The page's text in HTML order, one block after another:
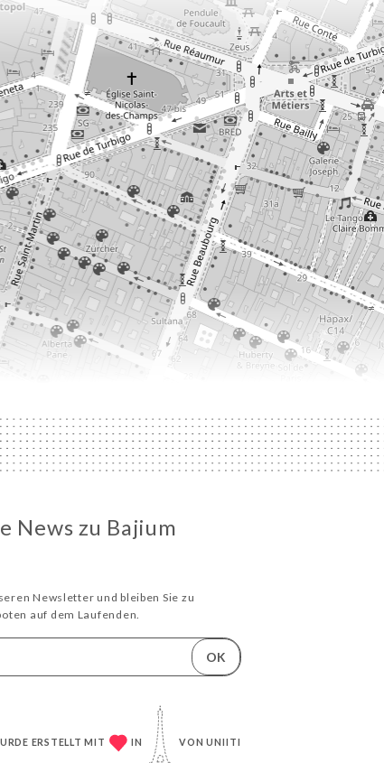
News zu Bajium
Newsletter und bleiben Sie zu
auf dem Laufenden.
OK
ERSTELLT MIT IN VONUNIITI